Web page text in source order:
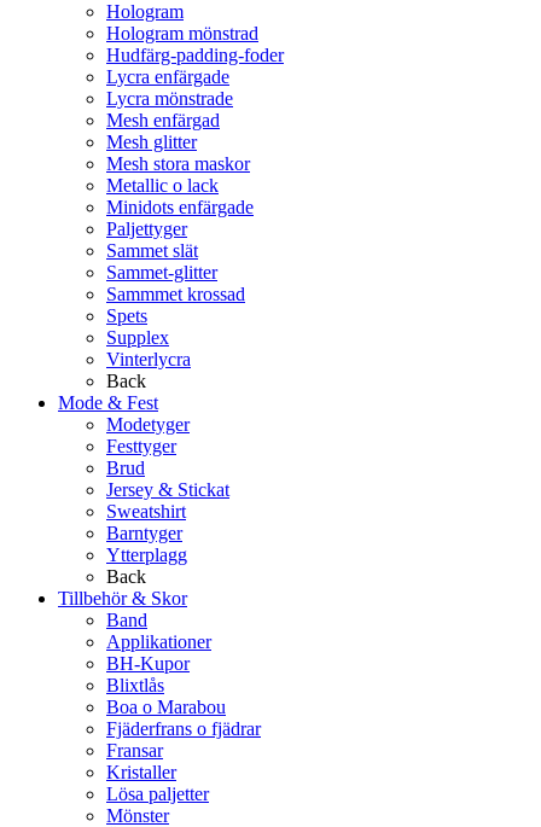
Hologram
Hologram mönstrad
Hudfärg-padding-foder
Lycra enfärgade
Lycra mönstrade
Mesh enfärgad
Mesh glitter
Mesh stora maskor
Metallic o lack
Minidots enfärgade
Paljettyger
Sammet slät
Sammet-glitter
Sammmet krossad
Spets
Supplex
Vinterlycra
Back
Mode & Fest
Modetyger
Festtyger
Brud
Jersey & Stickat
Sweatshirt
Barntyger
Ytterplagg
Back
Tillbehör & Skor
Band
Applikationer
BH-Kupor
Blixtlås
Boa o Marabou
Fjäderfrans o fjädrar
Fransar
Kristaller
Lösa paljetter
Mönster